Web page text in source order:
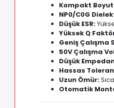
Kompakt
NP0/C0G
Düşük ESR:
Yüksek Q
Geniş Çalışma
50V Çalışma
Düşük
Hassas
Uzun Ömür:
Otomatik